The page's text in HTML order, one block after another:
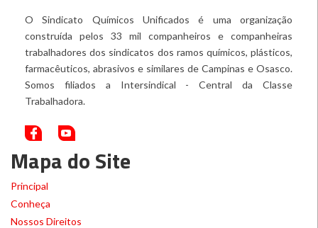
O Sindicato Químicos Unificados é uma organização
construída pelos 33 mil companheiros e companheiras
trabalhadores dos sindicatos dos ramos químicos, plásticos,
farmacêuticos, abrasivos e similares de Campinas e Osasco.
Somos filiados a Intersindical - Central da Classe
Trabalhadora.
Mapa do Site
Principal
Conheça
Nossos Direitos